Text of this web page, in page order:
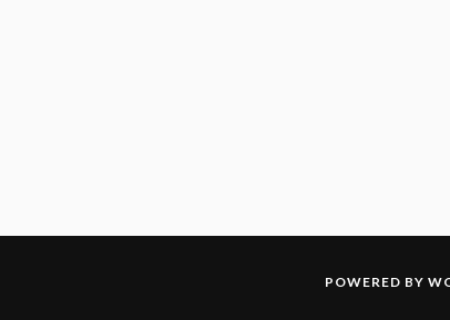
POWERED BY